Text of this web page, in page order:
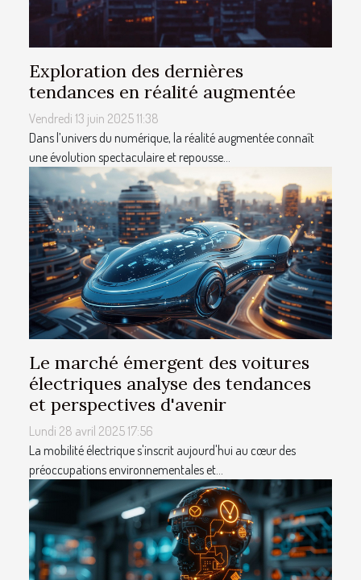
Exploration des dernières
tendances en réalité augmentée
Vendredi 13 juin 2025 11:38
Dans l’univers du numérique, la réalité augmentée connaît
une évolution spectaculaire et repousse...
Le marché émergent des voitures
électriques analyse des tendances
et perspectives d'avenir
Lundi 28 avril 2025 17:56
La mobilité électrique s'inscrit aujourd'hui au cœur des
préoccupations environnementales et...